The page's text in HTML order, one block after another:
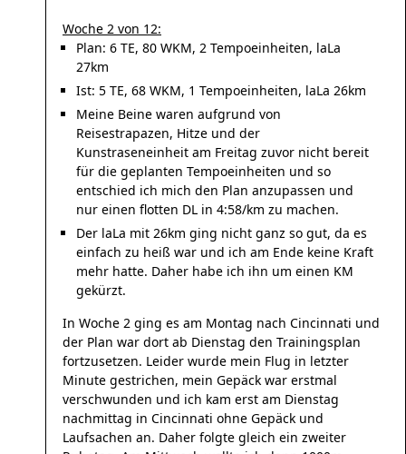
Woche 2 von 12:
Plan: 6 TE, 80 WKM, 2 Tempoeinheiten, laLa
27km
Ist: 5 TE, 68 WKM, 1 Tempoeinheiten, laLa 26km
Meine Beine waren aufgrund von
Reisestrapazen, Hitze und der
Kunstraseneinheit am Freitag zuvor nicht bereit
für die geplanten Tempoeinheiten und so
entschied ich mich den Plan anzupassen und
nur einen flotten DL in 4:58/km zu machen.
Der laLa mit 26km ging nicht ganz so gut, da es
einfach zu heiß war und ich am Ende keine Kraft
mehr hatte. Daher habe ich ihn um einen KM
gekürzt.
In Woche 2 ging es am Montag nach Cincinnati und
der Plan war dort ab Dienstag den Trainingsplan
fortzusetzen. Leider wurde mein Flug in letzter
Minute gestrichen, mein Gepäck war erstmal
verschwunden und ich kam erst am Dienstag
nachmittag in Cincinnati ohne Gepäck und
Laufsachen an. Daher folgte gleich ein zweiter